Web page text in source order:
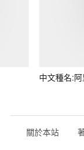
中文種名:
關於本站